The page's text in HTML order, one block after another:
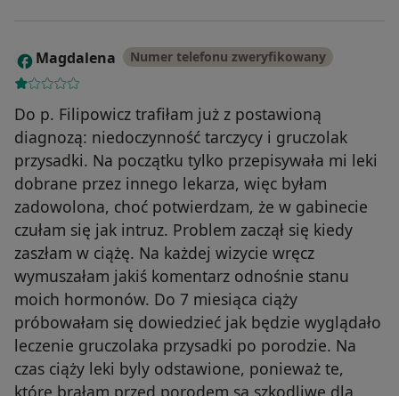
M Magdalena Numer telefonu zweryfikowany
Do p. Filipowicz trafiłam już z postawioną
diagnozą: niedoczynność tarczycy i gruczolak
przysadki. Na początku tylko przepisywała mi leki
dobrane przez innego lekarza, więc byłam
zadowolona, choć potwierdzam, że w gabinecie
czułam się jak intruz. Problem zaczął się kiedy
zaszłam w ciążę. Na każdej wizycie wręcz
wymuszałam jakiś komentarz odnośnie stanu
moich hormonów. Do 7 miesiąca ciąży
próbowałam się dowiedzieć jak będzie wyglądało
leczenie gruczolaka przysadki po porodzie. Na
czas ciąży leki byly odstawione, ponieważ te,